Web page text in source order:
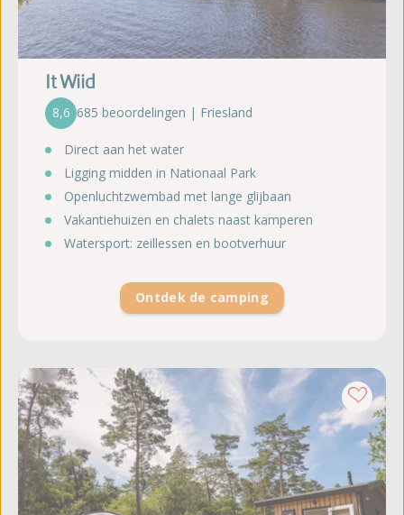
It Wiid
8,6 685 beoordelingen | Friesland
Direct aan het water
Ligging midden in Nationaal Park
Openluchtzwembad met lange glijbaan
Vakantiehuizen en chalets naast kamperen
Watersport: zeillessen en bootverhuur
Ontdek de camping